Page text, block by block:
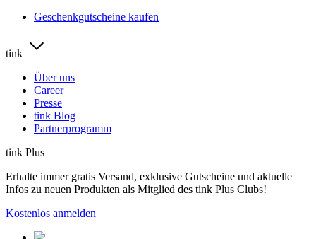
Geschenkgutscheine kaufen
tink
Über uns
Career
Presse
tink Blog
Partnerprogramm
tink Plus
Erhalte immer gratis Versand, exklusive Gutscheine und aktuelle
Infos zu neuen Produkten als Mitglied des tink Plus Clubs!
Kostenlos anmelden